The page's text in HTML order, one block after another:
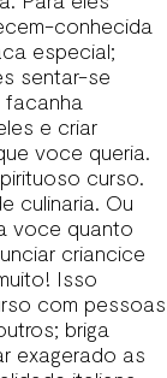
conhecida
especial;
sentar-se
e criar
voce queria.
curso.
culinaria. Ou
voce quanto
criancice
Isso
com pessoas
briga
exagerado as